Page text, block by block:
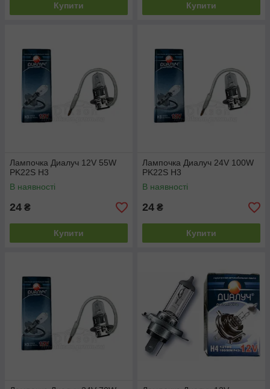
Купити Купити
Лампочка Диалуч 12V 55W
PK22S H3
В наявності
24 ₴
Купити
Лампочка Диалуч 24V 100W
PK22S H3
В наявності
24 ₴
Купити